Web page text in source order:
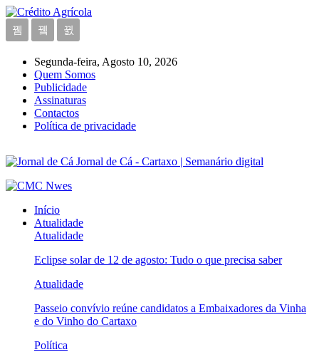
Segunda-feira, Agosto 10, 2026
Quem Somos
Publicidade
Assinaturas
Contactos
Política de privacidade
Jornal de Cá - Cartaxo | Semanário digital
Início
Atualidade
Atualidade
Eclipse solar de 12 de agosto: Tudo o que precisa saber
Atualidade
Passeio convívio reúne candidatos a Embaixadores da Vinha
e do Vinho do Cartaxo
Política